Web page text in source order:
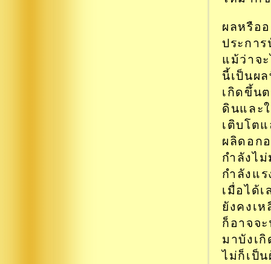
ผลหรือ
ประกา
แม้ว่าจ
นี้เป็นผ
เกิดขึ้น
ดินและ
เติบโต
ผลิดอก
กำลังไ
กำลังแ
เมื่อได้
ยังคงเ
ก็อาจจ
มาบังเ
ไม่ก็เป็